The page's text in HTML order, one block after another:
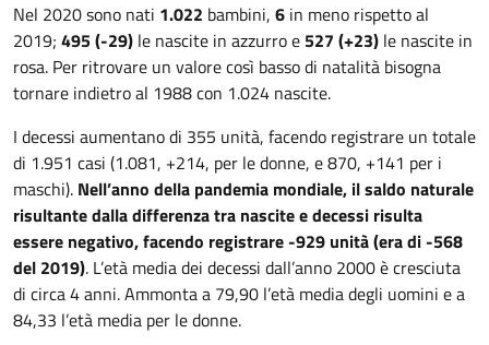
Nel 2020 sono nati 1.022 bambini, 6 in meno rispetto al
2019; 495 (-29) le nascite in azzurro e 527 (+23) le nascite in
rosa. Per ritrovare un valore così basso di natalità bisogna
tornare indietro al 1988 con 1.024 nascite.
I decessi aumentano di 355 unità, facendo registrare un totale
di 1.951 casi (1.081, +214, per le donne, e 870, +141 per i
maschi). Nell’anno della pandemia mondiale, il saldo naturale
risultante dalla differenza tra nascite e decessi risulta
essere negativo, facendo registrare -929 unità (era di -568
del 2019). L’età media dei decessi dall’anno 2000 è cresciuta
di circa 4 anni. Ammonta a 79,90 l’età media degli uomini e a
84,33 l’età media per le donne.